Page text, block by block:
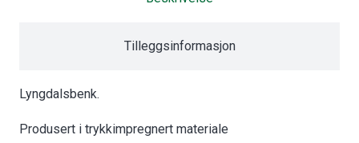
Tilleggsinformasjon
Lyngdalsbenk.
Produsert i trykkimpregnert materiale